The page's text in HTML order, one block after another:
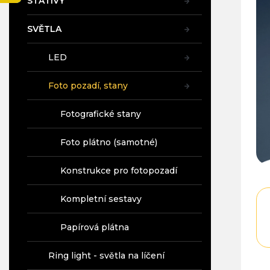
SVĚTLA
LED
Foto pozadí, stany
Fotografické stany
Foto plátno (samotné)
Konstrukce pro fotopozadí
Kompletní sestavy
Papírová plátna
Ring light - světla na líčení